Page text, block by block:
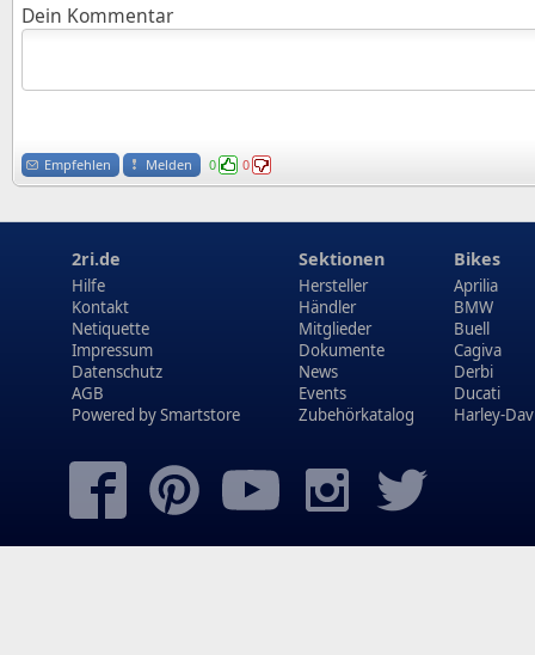
Dein Kommentar
Empfehlen Melden 0 0
2ri.de
Hilfe
Kontakt
Netiquette
Impressum
Datenschutz
AGB
Powered bySmartstore
Sektionen
Hersteller
Händler
Mitglieder
Dokumente
News
Events
Zubehörkatalog
Bikes
Aprilia
BMW
Buell
Cagiva
Derbi
Ducati
Harley-